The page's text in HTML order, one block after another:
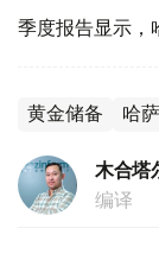
季度报告显示，
黄金储备 哈
木合塔
编译